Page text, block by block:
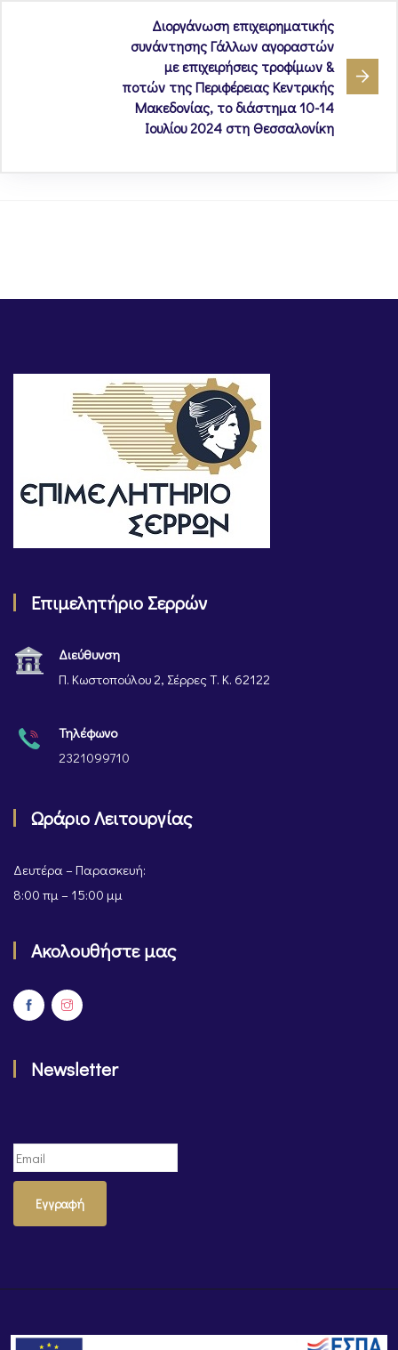
Διοργάνωση επιχειρηματικής
συνάντησης Γάλλων αγοραστών
με επιχειρήσεις τροφίμων &
ποτών της Περιφέρειας Κεντρικής
Μακεδονίας, το διάστημα 10-14
Ιουλίου 2024 στη Θεσσαλονίκη
Επιμελητήριο Σερρών
Διεύθυνση
Π. Κωστοπούλου 2, Σέρρες Τ. Κ. 62122
Τηλέφωνο
2321099710
Ωράριο Λειτουργίας
Δευτέρα – Παρασκευή:
8:00 πμ – 15:00 μμ
Ακολουθήστε μας
Newsletter
Εγγραφή